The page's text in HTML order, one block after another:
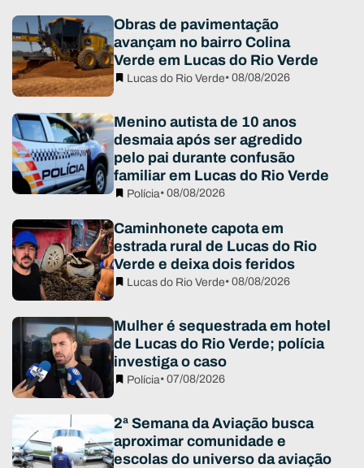
Obras de pavimentação
avançam no bairro Colina
Verde em Lucas do Rio Verde
Lucas do Rio Verde• 08/08/2026
Menino autista de 10 anos
desmaia após ser agredido
pelo pai durante confusão
familiar em Lucas do Rio Verde
Polícia• 08/08/2026
Caminhonete capota em
estrada rural de Lucas do Rio
Verde e deixa dois feridos
Lucas do Rio Verde• 08/08/2026
Mulher é sequestrada em hotel
de Lucas do Rio Verde; polícia
investiga o caso
Polícia• 07/08/2026
2ª Semana da Aviação busca
aproximar comunidade e
escolas do universo da aviação